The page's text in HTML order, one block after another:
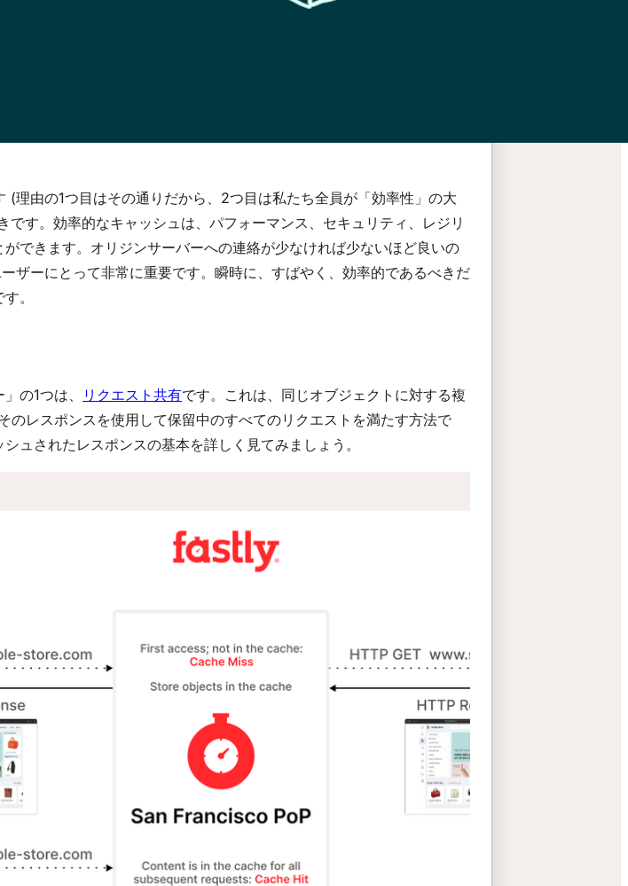
理由の1つ目はその通りだから、2つ目は私たち全員が「効率性」の大
す。効率的なキャッシュは、パフォーマンス、セキュリティ、レジリ
できます。オリジンサーバーへの連絡が少なければ少ないほど良いの
ザーにとって非常に重要です。瞬時に、すばやく、効率的であるべきだ
。
の1つは、 リクエスト共有です。これは、同じオブジェクトに対する複
レスポンスを使用して保留中のすべてのリクエストを満たす方法で
ュされたレスポンスの基本を詳しく見てみましょう。